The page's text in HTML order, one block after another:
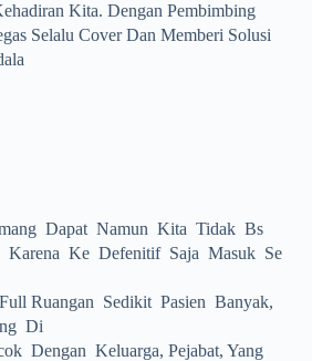
Kita. Dengan Pembimbing
Selalu Cover Dan Memberi Solusi
Dapat Namun Kita Tidak Bs
Karena Ke Defenitif Saja Masuk Se
Ruangan Sedikit Pasien Banyak,
Di
Dengan Keluarga, Pejabat, Yang